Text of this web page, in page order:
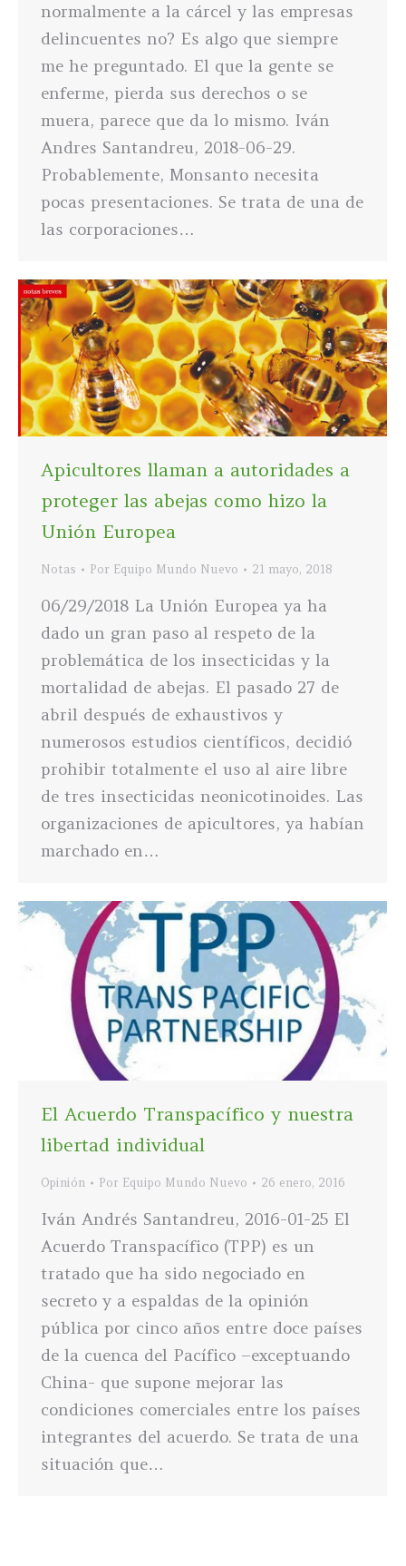
normalmente a la cárcel y las empresas
delincuentes no? Es algo que siempre
me he preguntado. El que la gente se
enferme, pierda sus derechos o se
muera, parece que da lo mismo. Iván
Andres Santandreu, 2018-06-29.
Probablemente, Monsanto necesita
pocas presentaciones. Se trata de una de
las corporaciones…
Apicultores llaman a autoridades a
proteger las abejas como hizo la
Unión Europea
Notas Por Equipo Mundo Nuevo 21 mayo, 2018
06/29/2018 La Unión Europea ya ha
dado un gran paso al respeto de la
problemática de los insecticidas y la
mortalidad de abejas. El pasado 27 de
abril después de exhaustivos y
numerosos estudios científicos, decidió
prohibir totalmente el uso al aire libre
de tres insecticidas neonicotinoides. Las
organizaciones de apicultores, ya habían
marchado en…
El Acuerdo Transpacífico y nuestra
libertad individual
Opinión Por Equipo Mundo Nuevo 26 enero, 2016
Iván Andrés Santandreu, 2016-01-25 El
Acuerdo Transpacífico (TPP) es un
tratado que ha sido negociado en
secreto y a espaldas de la opinión
pública por cinco años entre doce países
de la cuenca del Pacífico –exceptuando
China- que supone mejorar las
condiciones comerciales entre los países
integrantes del acuerdo. Se trata de una
situación que…